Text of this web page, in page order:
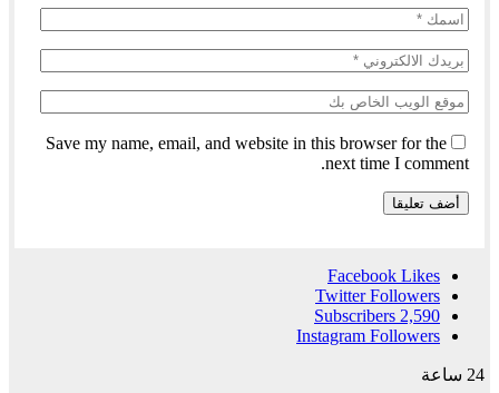
Save my name, email, and website in this browser for the
next time I comment.
Facebook Likes
Twitter Followers
2,590
Subscribers
Instagram Followers
24 ساعة